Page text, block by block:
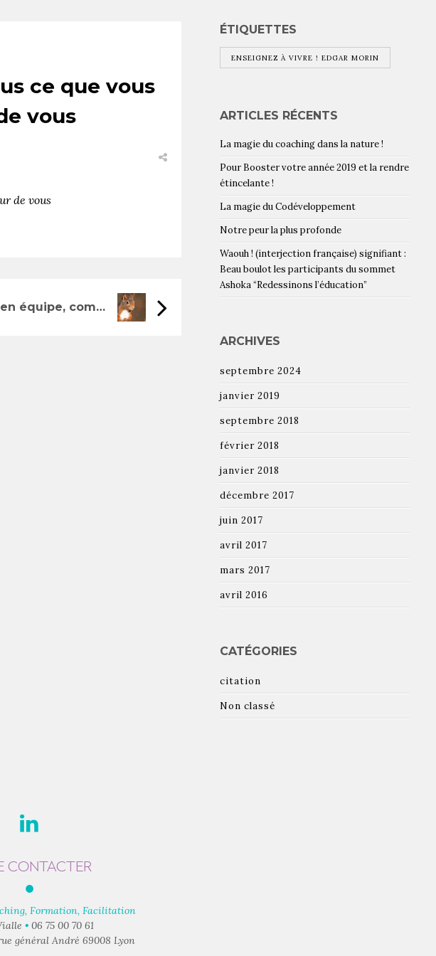
ce que vous
vous
de vous
Seul, à 2, en équipe, comment aimez-vous cela ?
ÉTIQUETTES
ENSEIGNEZ À VIVRE ! EDGAR MORIN
ARTICLES RÉCENTS
La magie du coaching dans la nature !
Pour Booster votre année 2019 et la rendre
étincelante !
La magie du Codéveloppement
Notre peur la plus profonde
Waouh ! (interjection française) signifiant :
Beau boulot les participants du sommet
Ashoka “Redessinons l’éducation”
ARCHIVES
septembre 2024
janvier 2019
septembre 2018
février 2018
janvier 2018
décembre 2017
juin 2017
avril 2017
mars 2017
avril 2016
CATÉGORIES
citation
Non classé
CONTACTER
●
Formation, Facilitation
• 06 75 00 70 61
général André 69008 Lyon